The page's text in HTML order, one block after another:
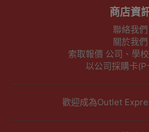
商店資
聯絡我們
關於我們
索取報價 公司、學
以公司採購卡(P
歡迎成為Outlet